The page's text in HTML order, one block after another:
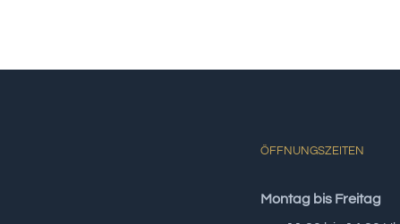
ÖFFNUNGSZEITEN
Montag bis Freitag